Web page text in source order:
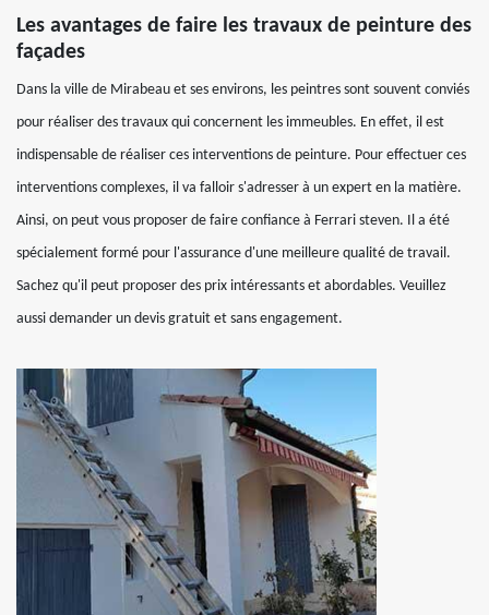
Les avantages de faire les travaux de peinture des
façades
Dans la ville de Mirabeau et ses environs, les peintres sont souvent conviés
pour réaliser des travaux qui concernent les immeubles. En effet, il est
indispensable de réaliser ces interventions de peinture. Pour effectuer ces
interventions complexes, il va falloir s'adresser à un expert en la matière.
Ainsi, on peut vous proposer de faire confiance à Ferrari steven. Il a été
spécialement formé pour l'assurance d'une meilleure qualité de travail.
Sachez qu'il peut proposer des prix intéressants et abordables. Veuillez
aussi demander un devis gratuit et sans engagement.